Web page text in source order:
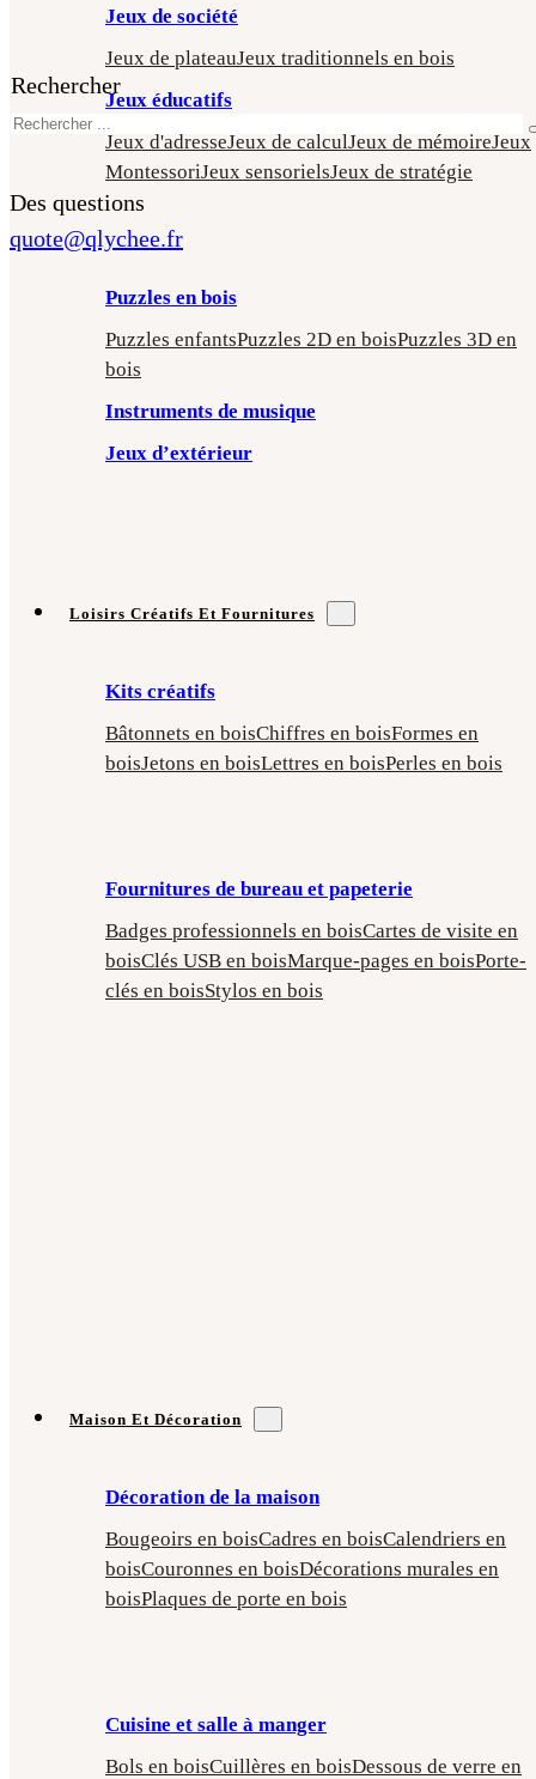
Rechercher
Des questions
quote@qlychee.fr
Jeux de société
Jeux de plateauJeux traditionnels en bois
Jeux éducatifs
Jeux d'adresseJeux de calculJeux de mémoireJeux
MontessoriJeux sensorielsJeux de stratégie
Puzzles en bois
Puzzles enfantsPuzzles 2D en boisPuzzles 3D en
bois
Instruments de musique
Jeux d’extérieur
Loisirs Créatifs Et Fournitures
Kits créatifs
Bâtonnets en boisChiffres en boisFormes en
boisJetons en boisLettres en boisPerles en bois
Fournitures de bureau et papeterie
Badges professionnels en boisCartes de visite en
boisClés USB en boisMarque-pages en boisPorte-
clés en boisStylos en bois
Maison Et Décoration
Décoration de la maison
Bougeoirs en boisCadres en boisCalendriers en
boisCouronnes en boisDécorations murales en
boisPlaques de porte en bois
Cuisine et salle à manger
Bols en boisCuillères en boisDessous de verre en